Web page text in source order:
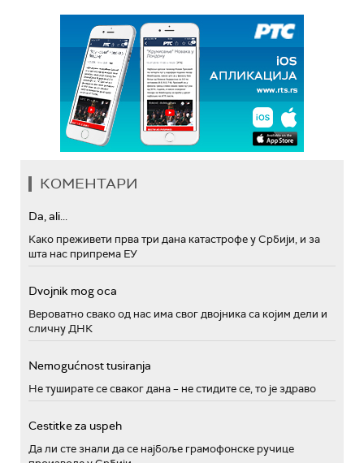
КОМЕНТАРИ
Da, ali...
Како преживети прва три дана катастрофе у Србији, и за
шта нас припрема ЕУ
Dvojnik mog oca
Вероватно свако од нас има свог двојника са којим дели и
сличну ДНК
Nemogućnost tusiranja
Не туширате се сваког дана – не стидите се, то је здраво
Cestitke za uspeh
Да ли сте знали да се најбоље грамофонске ручице